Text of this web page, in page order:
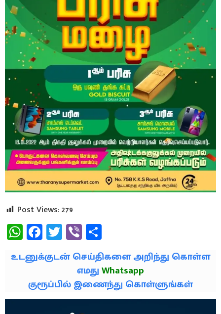
Post Views:279
WhatsApp
Facebook
Twitter
Viber
உடனுக்குடன் செய்திகளை அறிந்து கொள்ள
எமதுWhatsapp
குரூப்பில் இணைந்து கொள்ளுங்கள்